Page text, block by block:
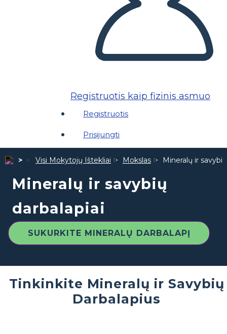
Registruotis kaip fizinis asmuo
Registruotis
Prisijungti
Visi Mokytojų Ištekliai Mokslas Mineralų ir
Mineralų ir savybių
darbalapiai
SUKURKITE MINERALŲ DARBALAPĮ
Tinkinkite Mineralų ir Savybių
Darbalapius